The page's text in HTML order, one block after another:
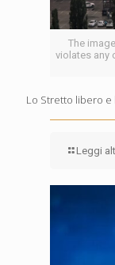
The
violates any
Lo Stretto libero
Leggi